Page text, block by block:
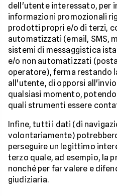
dell'utente interessato, per
informazioni promozionali
prodotti propri e/o di terzi,
automatizzati (email, SMS,
sistemi di messaggistica
e/o non automatizzati
operatore), ferma restando
all'utente, di opporsi
qualsiasi momento,
quali strumenti essere
Infine, tutti i dati (di
volontariamente)
perseguire un legittimo
terzo quale, ad esempio, la
nonché per far valere e
giudiziaria.